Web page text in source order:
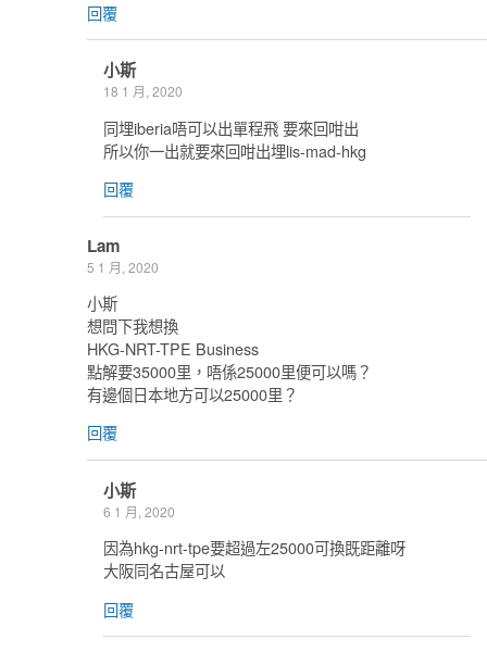
回覆
小斯
18 1 月, 2020
同埋iberia唔可以出單程飛 要來回咁出
所以你一出就要來回咁出埋lis-mad-hkg
回覆
Lam
5 1 月, 2020
小斯
想問下我想換
HKG-NRT-TPE Business
點解要35000里，唔係25000里便可以嗎？
有邊個日本地方可以25000里？
回覆
小斯
6 1 月, 2020
因為hkg-nrt-tpe要超過左25000可換既距離呀
大阪同名古屋可以
回覆